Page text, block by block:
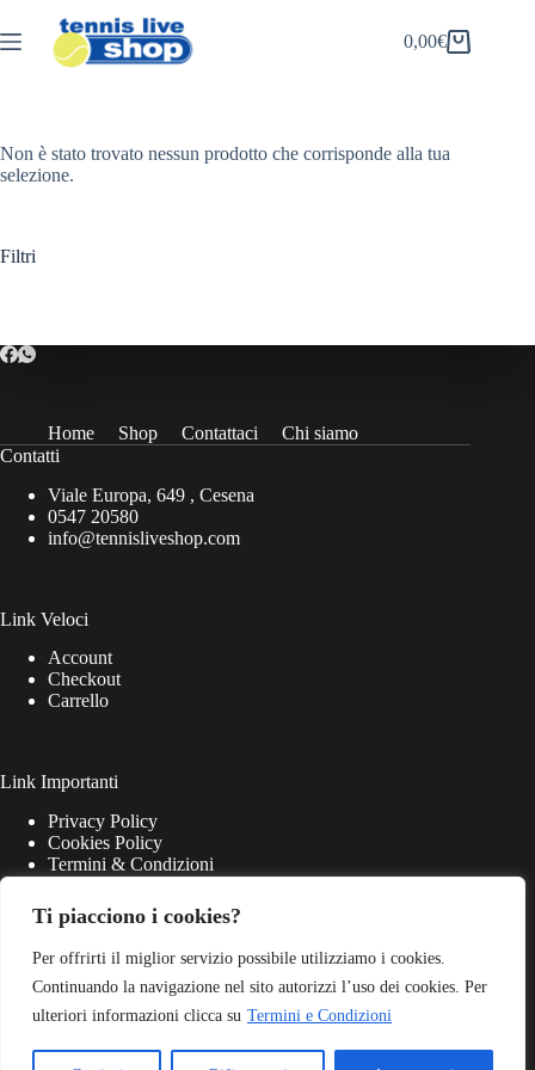
Ti piacciono i cookies?
Per offrirti il miglior servizio possibile utilizziamo i cookies.
Continuando la navigazione nel sito autorizzi l’uso dei cookies. Per
ulteriori informazioni clicca su Termini e Condizioni
al
contenuto
Carrello
0,00€
Non è stato trovato nessun prodotto che corrisponde alla tua
selezione.
Filtri
Home Shop Contattaci
Chi siamo
Contatti
Viale Europa, 649 , Cesena
0547 20580
info@tennisliveshop.com
Link Veloci
Account
Checkout
Carrello
Link Importanti
Privacy Policy
Cookies Policy
Termini & Condizioni